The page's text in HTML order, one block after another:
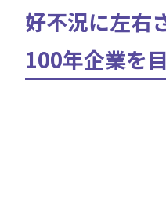
好不況に左右
100年企業を